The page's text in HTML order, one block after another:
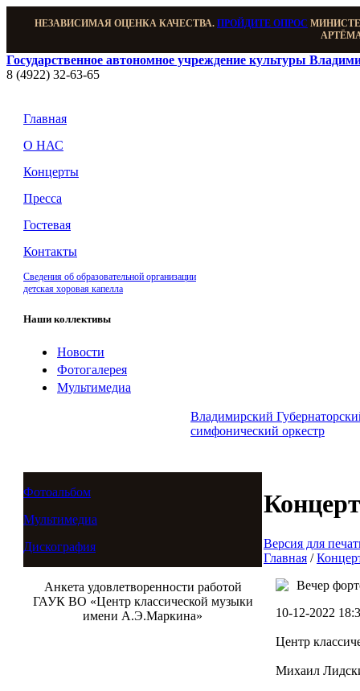
НЕЗАВИСИМАЯ ОЦЕНКА КАЧЕСТВА. ПРОЙДИТЕ ОПРОС
Государственное автономное учреждение культуры
8 (4922) 32-63-65
Главная
О НАС
Концерты
Пресса
Гостевая
Контакты
Сведения об образовательной организации
детская хоровая капелла
Наши коллективы
Новости
Фотогалерея
Мультимедиа
Владимирский
симфонический оркестр
Фотоальбом
Мультимедиа
Дискография
Анкета удовлетворенности работой
ГАУК ВО «Центр классической музыки
имени А.Э.Маркина»
Версия для
Главная /
Вечер
10-12-2022
Центр
Михаил